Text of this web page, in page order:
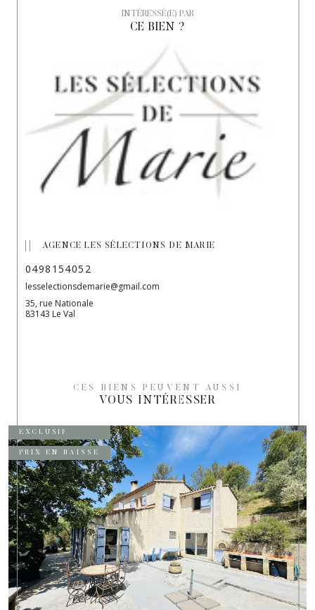
INTÉRESSÉ(E) PAR
CE BIEN ?
AGENCE LES SÉLECTIONS DE MARIE
0498154052
lesselectionsdemarie@gmail.com
35, rue Nationale
83143 Le Val
CES BIENS PEUVENT AUSSI
VOUS INTÉRESSER
EXCLUSIF
PRIX EN BAISSE